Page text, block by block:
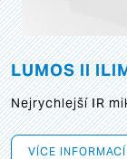
LUMOS II
Nejrychlejší IR
VÍCE